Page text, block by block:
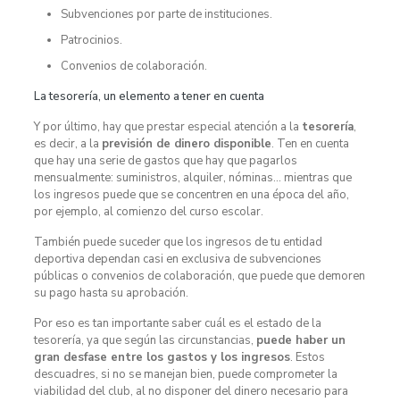
Subvenciones por parte de instituciones.
Patrocinios.
Convenios de colaboración.
La tesorería, un elemento a tener en cuenta
Y por último, hay que prestar especial atención a la tesorería,
es decir, a la previsión de dinero disponible. Ten en cuenta
que hay una serie de gastos que hay que pagarlos
mensualmente: suministros, alquiler, nóminas… mientras que
los ingresos puede que se concentren en una época del año,
por ejemplo, al comienzo del curso escolar.
También puede suceder que los ingresos de tu entidad
deportiva dependan casi en exclusiva de subvenciones
públicas o convenios de colaboración, que puede que demoren
su pago hasta su aprobación.
Por eso es tan importante saber cuál es el estado de la
tesorería, ya que según las circunstancias, puede haber un
gran desfase entre los gastos y los ingresos. Estos
descuadres, si no se manejan bien, puede comprometer la
viabilidad del club, al no disponer del dinero necesario para